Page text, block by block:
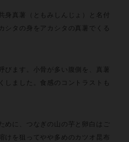
身真薯（ともみしんじょ）と名付
シタの身をアカシタの真薯でくる
びます。小骨が多い腹側を、真薯
しました。食感のコントラストも
めに、つなぎの山の芋と卵白はご
けを狙ってやや多めのカツオ昆布